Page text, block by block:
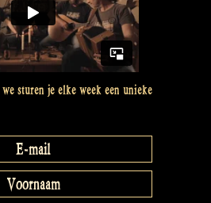
sturen je elke week een unieke